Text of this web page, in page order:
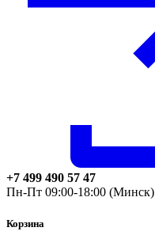
+7 499 490 57 47
Пн-Пт 09:00-18:00 (Минск)
Корзина